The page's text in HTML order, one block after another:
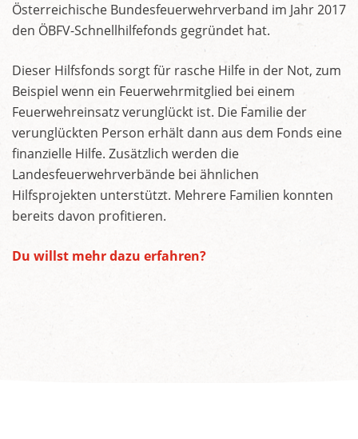
Österreichische Bundesfeuerwehrverband im Jahr 2017
den ÖBFV-Schnellhilfefonds gegründet hat.
Dieser Hilfsfonds sorgt für rasche Hilfe in der Not, zum
Beispiel wenn ein Feuerwehrmitglied bei einem
Feuerwehreinsatz verunglückt ist. Die Familie der
verunglückten Person erhält dann aus dem Fonds eine
finanzielle Hilfe. Zusätzlich werden die
Landesfeuerwehrverbände bei ähnlichen
Hilfsprojekten unterstützt. Mehrere Familien konnten
bereits davon profitieren.
Du willst mehr dazu erfahren?